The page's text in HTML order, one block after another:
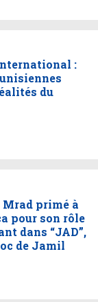
:
du
primé à
pour son rôle
dans “JAD”,
de Jamil